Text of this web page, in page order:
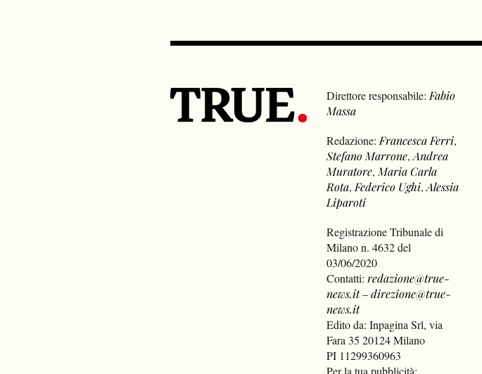
Direttore responsabile: Fabio
Massa
Redazione: Francesca Ferri,
Stefano Marrone,Andrea
Muratore, Maria Carla
Rota, Federico Ughi,Alessia
Liparoti
Registrazione Tribunale di
Milano n. 4632 del
03/06/2020
Contatti:redazione@true-
news.it–direzione@true-
news.it
Edito da: Inpagina Srl, via
Fara 35 20124 Milano
PI 11299360963
Per la tua pubblicità: